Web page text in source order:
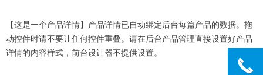
【这是一个产品详情】产品详情已自动绑定后台每篇产品的数据。拖
动控件时请不要让任何控件重叠。请在后台产品管理直接设置好产品
详情的内容样式，前台设计器不提供设置。
끅